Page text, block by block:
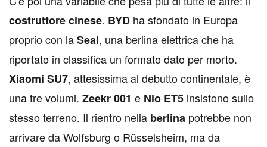
costruttore cinese. BYD ha sfondato in Europa
proprio con laSeal, una berlina elettrica che ha
riportato in classifica un formato dato per morto.
Xiaomi SU7, attesissima al debutto continentale, è
una tre volumi. Zeekr 001 e Nio ET5 insistono sullo
stesso terreno. Il rientro nella berlina potrebbe non
arrivare da Wolfsburg o Rüsselsheim, ma da